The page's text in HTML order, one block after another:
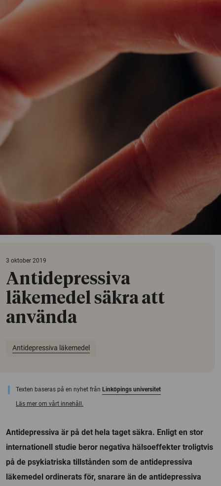
3 oktober 2019
Antidepressiva
läkemedel säkra att
använda
Antidepressiva läkemedel
Texten baseras på en nyhet från Linköpings universitet
Läs mer om vårt innehåll.
Antidepressiva är på det hela taget säkra. Enligt en stor
internationell studie beror negativa hälsoeffekter troligtvis
på de psykiatriska tillstånden som de antidepressiva
läkemedel ordinerats för, snarare än de antidepressiva